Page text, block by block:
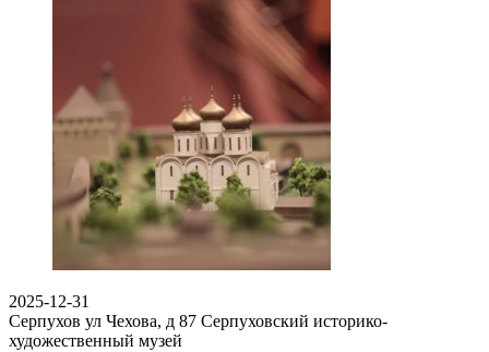
2025-12-31
Серпухов ул Чехова, д 87 Серпуховский историко-
художественный музей